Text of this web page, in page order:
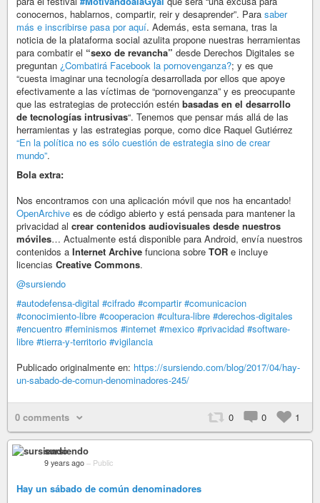
conocernos, hablarnos, compartir, reir y desaprender”. Para saber
más e inscribirse pasa por aquí. Además, esta semana, tras la
noticia de la plataforma social azulita propone nuestras herramientas
para combatir el “sexo de revancha” desde Derechos Digitales se
preguntan ¿Combatirá Facebook la pornovenganza?; y es que
“cuesta imaginar una tecnología desarrollada por ellos que apoye
efectivamente a las víctimas de “pornovenganza” y es preocupante
que las estrategias de protección estén basadas en el desarrollo
de tecnologías intrusivas“. Tenemos que pensar más allá de las
herramientas y las estrategias porque, como dice Raquel Gutiérrez
“En la política no es sólo cuestión de estrategia sino de crear
mundo”.
Bola extra:
Nos encontramos con una aplicación móvil que nos ha encantado!
OpenArchive es de código abierto y está pensada para mantener la
privacidad al crear contenidos audiovisuales desde nuestros
móviles… Actualmente está disponible para Android, envía nuestros
contenidos a Internet Archive funciona sobre TOR e incluye
licencias Creative Commons.
@sursiendo
#autodefensa-digital #cifrado #compartir #comunicacion
#conocimiento-libre #cooperacion #cultura-libre #derechos-digitales
#encuentro #feminismos #internet #mexico #privacidad #software-
libre #tierra-y-territorio #vigilancia
Publicado originalmente en: https://sursiendo.com/blog/2017/04/hay-
un-sabado-de-comun-denominadores-245/
0 comments 0 0 1
sursiendo
9 years ago – Public
Hay un sábado de común denominadores